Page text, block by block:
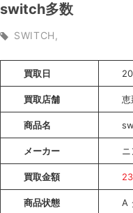
switch多数
SWITCH
買取日
買取店舗 恵
商品名
メーカー
買取金額
商品状態 A